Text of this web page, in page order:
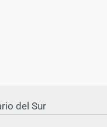
del Sur